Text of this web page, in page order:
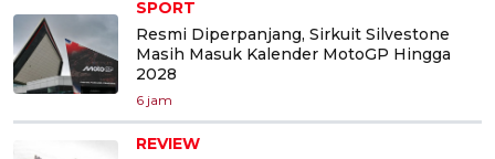
SPORT
Resmi Diperpanjang, Sirkuit Silvestone
Masih Masuk Kalender MotoGP Hingga
2028
6 jam
REVIEW